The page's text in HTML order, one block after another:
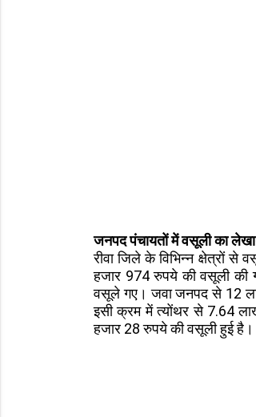
जनपद पंचायतों में वसूली का
रीवा जिले के विभिन्न क्षेत्रों
हजार 974 रुपये की वसूली की
वसूले गए। जवा जनपद से 12
इसी क्रम में त्योंथर से 7.64
हजार 28 रुपये की वसूली हुई